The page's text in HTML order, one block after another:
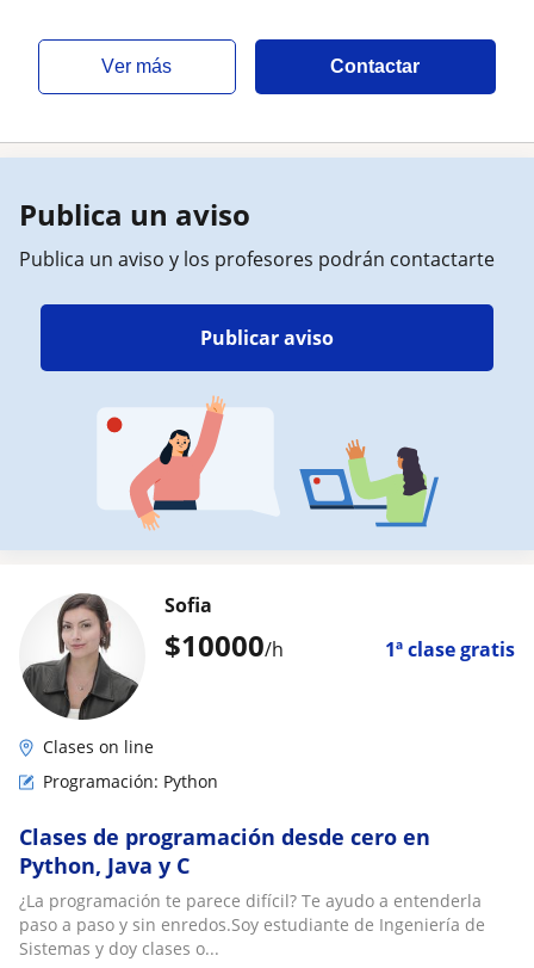
ver más Contactar
Publica un aviso
Publica un aviso y los profesores podrán contactarte
Publicar aviso
$10000/h 1ª clase gratis
Sofia
Clases on line
Programación: Python
Clases de programación desde cero en
Python, Java y C
¿La programación te parece difícil? Te ayudo a entenderla
paso a paso y sin enredos.Soy estudiante de Ingeniería de
Sistemas y doy clases o...